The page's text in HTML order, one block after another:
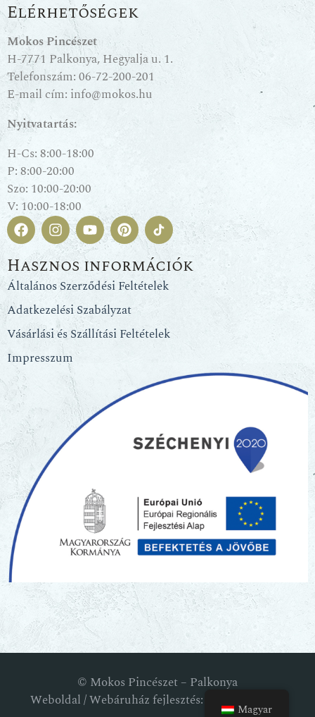
Elérhetőségek
Mokos Pincészet
H-7771 Palkonya, Hegyalja u. 1.
Telefonszám:06-72-200-201
E-mail cím: info@mokos.hu
Nyitvatartás:
H-Cs: 8:00-18:00
P: 8:00-20:00
Szo: 10:00-20:00
V: 10:00-18:00
Hasznos információk
Általános Szerződési Feltételek
Adatkezelési Szabályzat
Vásárlási és Szállítási Feltételek
Impresszum
© Mokos Pincészet – Palkonya
Weboldal / Webáruház fejlesztés: RM Webstudio
Magyar